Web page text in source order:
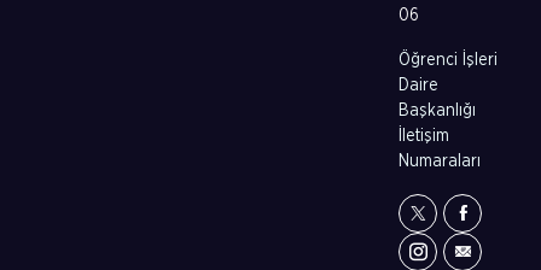
06
Öğrenci İşleri
Daire
Başkanlığı
İletişim
Numaraları